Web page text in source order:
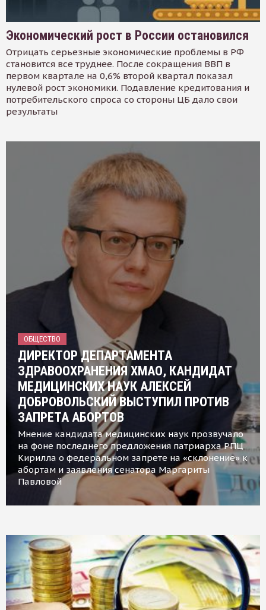
Экономический рост в России остановился
Отрицать серьезные экономические проблемы в РФ
становится все труднее. После сокращения ВВП в
первом квартале на 0,6% второй квартал показал
нулевой рост экономики. Подавление кредитования и
потребительского спроса со стороны ЦБ дало свои
результаты
ОБЩЕСТВО
ДИРЕКТОР ДЕПАРТАМЕНТА
ЗДРАВООХРАНЕНИЯ ХМАО, КАНДИДАТ
МЕДИЦИНСКИХ НАУК АЛЕКСЕЙ
ДОБРОВОЛЬСКИЙ ВЫСТУПИЛ ПРОТИВ
ЗАПРЕТА АБОРТОВ
Мнение кандидата медицинских наук прозвучало
на фоне последнего предложения патриарха РПЦ
Кирилла о федеральном запрете на «склонение» к
абортам и заявления сенатора Маргариты
Павловой